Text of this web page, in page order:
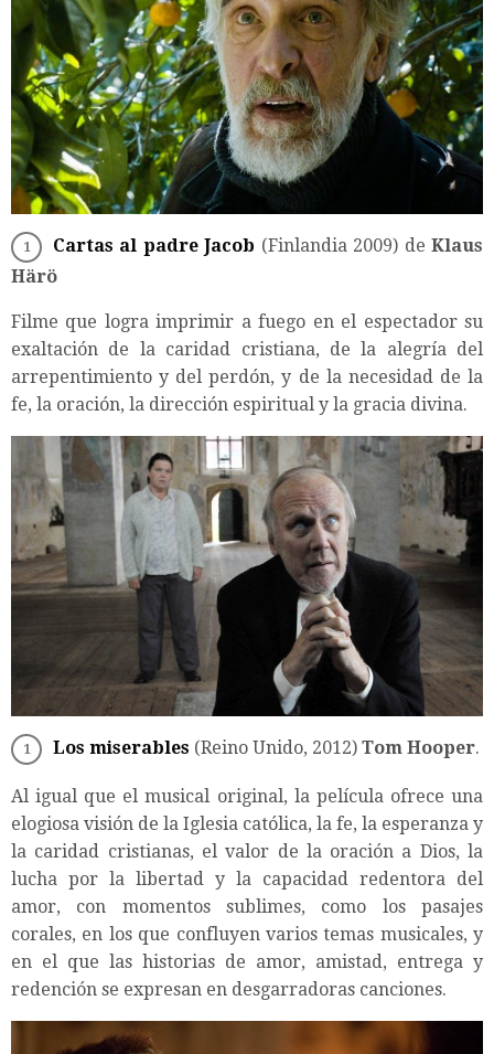
Cartas al padre Jacob (Finlandia 2009) deKlaus
Härö
Filme que logra imprimir a fuego en el espectador su
exaltación de la caridad cristiana, de la alegría del
arrepentimiento y del perdón, y de la necesidad de la
fe, la oración, la dirección espiritual y la gracia divina.
Los miserables (Reino Unido, 2012) Tom Hooper.
Al igual que el musical original, la película ofrece una
elogiosa visión de la Iglesia católica, la fe, la esperanza y
la caridad cristianas, el valor de la oración a Dios, la
lucha por la libertad y la capacidad redentora del
amor, con momentos sublimes, como los pasajes
corales, en los que confluyen varios temas musicales, y
en el que las historias de amor, amistad, entrega y
redención se expresan en desgarradoras canciones.